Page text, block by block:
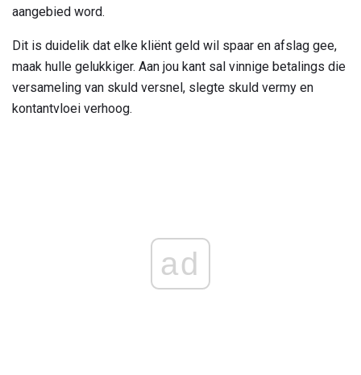
aangebied word.
Dit is duidelik dat elke kliënt geld wil spaar en afslag gee,
maak hulle gelukkiger. Aan jou kant sal vinnige betalings die
versameling van skuld versnel, slegte skuld vermy en
kontantvloei verhoog.
ad